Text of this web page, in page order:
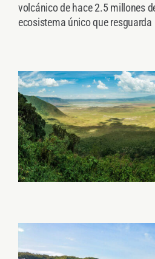
volcánico de hace 2.5 millones
ecosistema único que